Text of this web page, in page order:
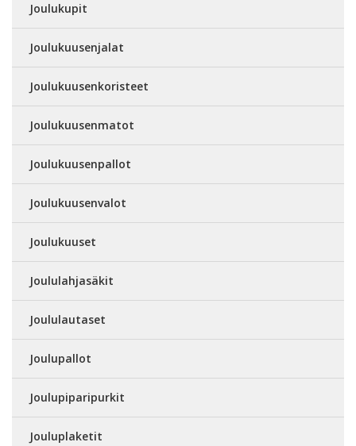
Joulukupit
Joulukuusenjalat
Joulukuusenkoristeet
Joulukuusenmatot
Joulukuusenpallot
Joulukuusenvalot
Joulukuuset
Joululahjasäkit
Joululautaset
Joulupallot
Joulupiparipurkit
Jouluplaketit